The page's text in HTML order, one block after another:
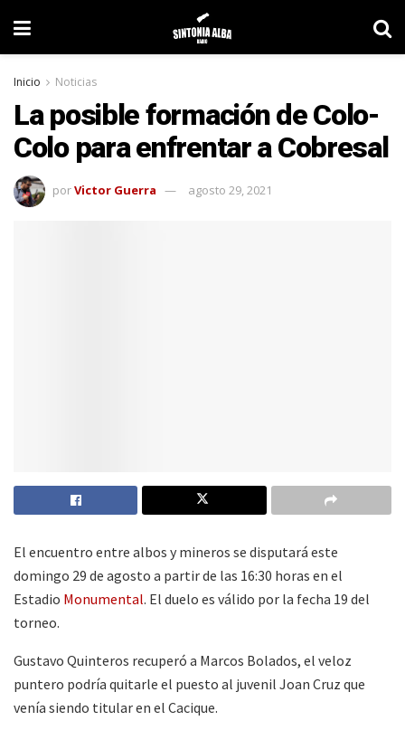
Inicio Noticias
La posible formación de Colo-
Colo para enfrentar a Cobresal
porVictor Guerra agosto 29, 2021
El encuentro entre albos y mineros se disputará este
domingo 29 de agosto a partir de las 16:30 horas en el
Estadio Monumental. El duelo es válido por la fecha 19 del
torneo.
Gustavo Quinteros recuperó a Marcos Bolados, el veloz
puntero podría quitarle el puesto al juvenil Joan Cruz que
venía siendo titular en el Cacique.